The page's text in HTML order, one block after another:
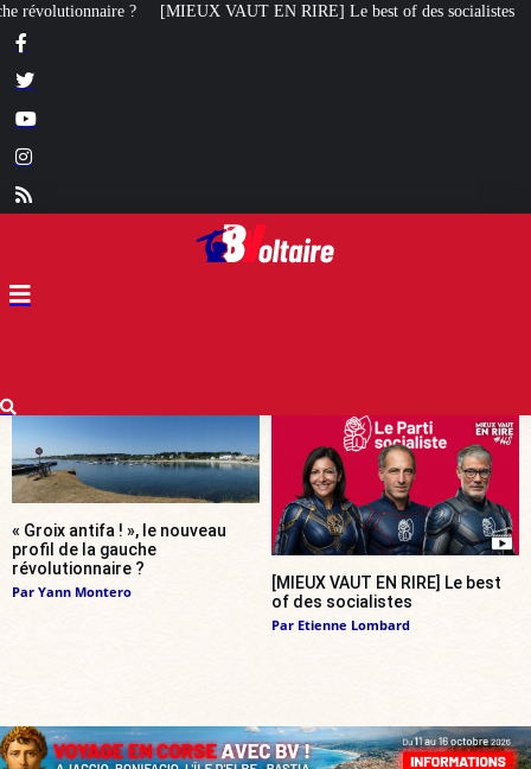
EN RIRE] Le best of des socialistes Tiersen, Sagazan, Gardin, Masiero
« Groix antifa ! », le nouveau
profil de la gauche
révolutionnaire ?
Par Yann Montero
[MIEUX VAUT EN RIRE] Le best
of des socialistes
Par Etienne Lombard